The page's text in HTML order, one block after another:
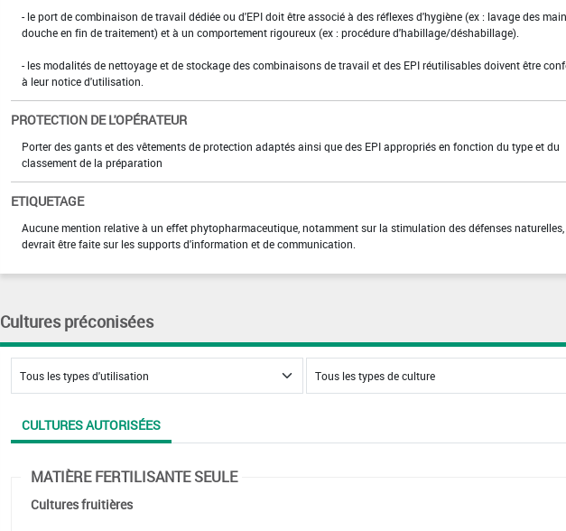
- le port de combinaison de travail dédiée ou d'EPI doit être associé à des réflexes d'hygiène (ex : lavage des
douche en fin de traitement) et à un comportement rigoureux (ex : procédure d'habillage/déshabillage).
- les modalités de nettoyage et de stockage des combinaisons de travail et des EPI réutilisables doivent être
à leur notice d'utilisation.
PROTECTION DE L'OPÉRATEUR
Porter des gants et des vêtements de protection adaptés ainsi que des EPI appropriés en fonction du type et du
classement de la préparation
ETIQUETAGE
Aucune mention relative à un effet phytopharmaceutique, notamment sur la stimulation des défenses naturelles,
devrait être faite sur les supports d'information et de communication.
Cultures préconisées
CULTURES AUTORISÉES
MATIÈRE FERTILISANTE SEULE
Cultures fruitières